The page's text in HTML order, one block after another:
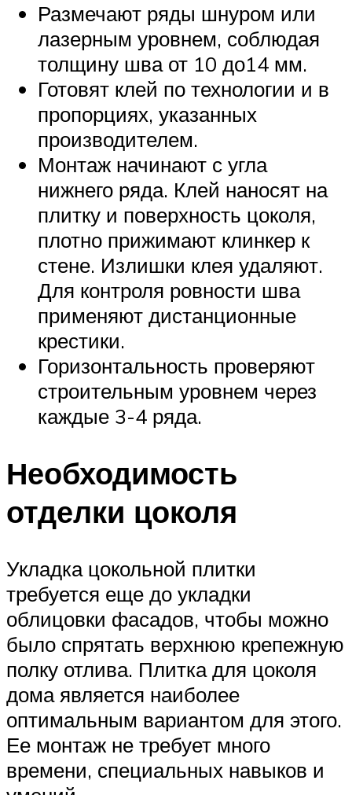
Размечают ряды шнуром или
лазерным уровнем, соблюдая
толщину шва от 10 до14 мм.
Готовят клей по технологии и в
пропорциях, указанных
производителем.
Монтаж начинают с угла
нижнего ряда. Клей наносят на
плитку и поверхность цоколя,
плотно прижимают клинкер к
стене. Излишки клея удаляют.
Для контроля ровности шва
применяют дистанционные
крестики.
Горизонтальность проверяют
строительным уровнем через
каждые 3-4 ряда.
Необходимость
отделки цоколя
Укладка цокольной плитки
требуется еще до укладки
облицовки фасадов, чтобы можно
было спрятать верхнюю крепежную
полку отлива. Плитка для цоколя
дома является наиболее
оптимальным вариантом для этого.
Ее монтаж не требует много
времени, специальных навыков и